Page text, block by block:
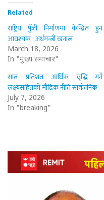
Related
राष्ट्रिय पुँजी निर्माणमा केन्द्रित हुन
आवश्यक : अर्थमन्त्री खनाल
March 18, 2026
In "मुख्य समाचार"
सात प्रतिशत आर्थिक वृद्धि गर्ने
लक्ष्यसहितको मौद्रिक नीति सार्वजनिक
July 7, 2026
In "breaking"